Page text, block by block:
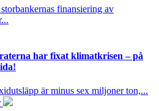
finansiering av
har fixat klimatkrisen – på
är minus sex miljoner ton,...